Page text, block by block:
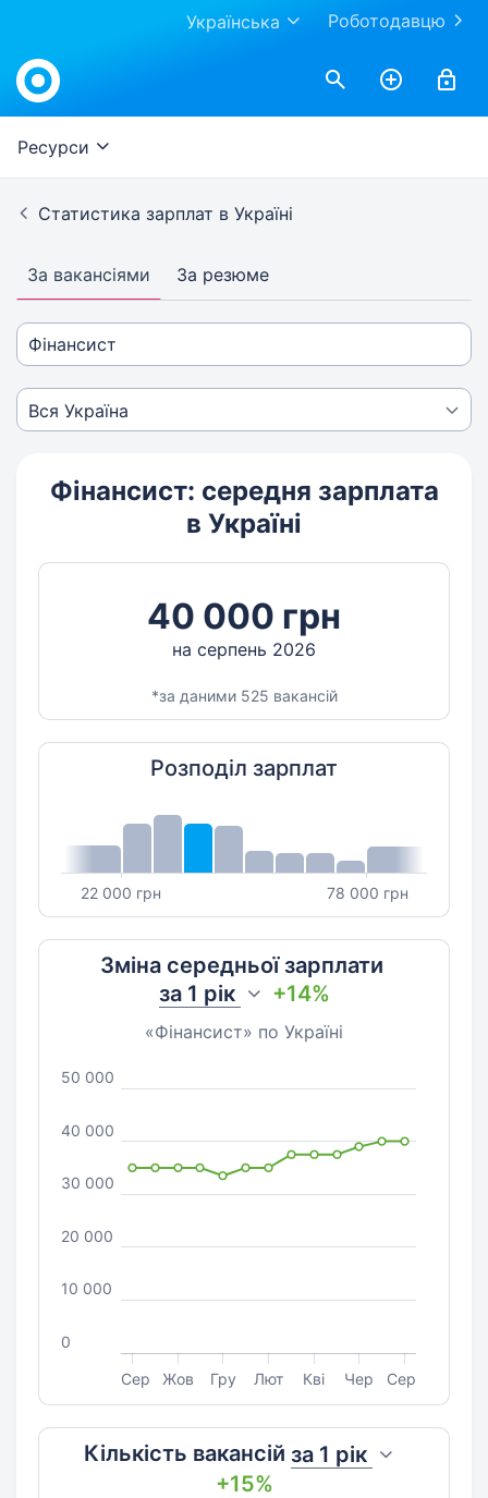
Роботодавцю
Українська
Ресурси
Статистика зарплат в Україні
За вакансіями За резюме
Фінансист: середня зарплата
в Україні
40 000 грн
на серпень 2026
*за даними 525 вакансій
Розподіл зарплат
22 000 грн 78 000 грн
Зміна середньої зарплати
за 1 рік +14%
«Фінансист» по Україні
Сер Жов Гру Лют Кві Чер Сер
0
10 000
20 000
30 000
40 000
50 000
Кількість вакансій за 1 рік
+15%